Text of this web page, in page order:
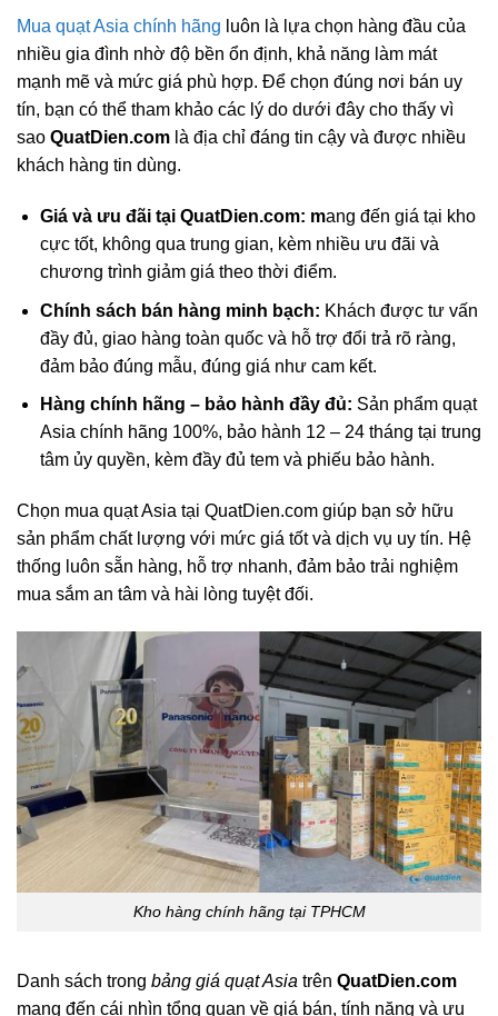
Mua quạt Asia chính hãng luôn là lựa chọn hàng đầu của
nhiều gia đình nhờ độ bền ổn định, khả năng làm mát
mạnh mẽ và mức giá phù hợp. Để chọn đúng nơi bán uy
tín, bạn có thể tham khảo các lý do dưới đây cho thấy vì
sao QuatDien.com là địa chỉ đáng tin cậy và được nhiều
khách hàng tin dùng.
Giá và ưu đãi tại QuatDien.com: mang đến giá tại kho
cực tốt, không qua trung gian, kèm nhiều ưu đãi và
chương trình giảm giá theo thời điểm.
Chính sách bán hàng minh bạch: Khách được tư vấn
đầy đủ, giao hàng toàn quốc và hỗ trợ đổi trả rõ ràng,
đảm bảo đúng mẫu, đúng giá như cam kết.
Hàng chính hãng – bảo hành đầy đủ: Sản phẩm quạt
Asia chính hãng 100%, bảo hành 12 – 24 tháng tại trung
tâm ủy quyền, kèm đầy đủ tem và phiếu bảo hành.
Chọn mua quạt Asia tại QuatDien.com giúp bạn sở hữu
sản phẩm chất lượng với mức giá tốt và dịch vụ uy tín. Hệ
thống luôn sẵn hàng, hỗ trợ nhanh, đảm bảo trải nghiệm
mua sắm an tâm và hài lòng tuyệt đối.
Kho hàng chính hãng tại TPHCM
Danh sách trong bảng giá quạt Asia trên QuatDien.com
mang đến cái nhìn tổng quan về giá bán, tính năng và ưu